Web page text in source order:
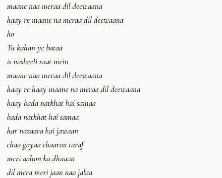
maane naa meraa dil deewaana
haay re maane na meraa dil deewaana
ho
Tu kahan ye bataa
is nasheeli raat mein
maane naa meraa dil deewaana
haay re haay maane na meraa dil deewaana
haay bada natkhat hai samaa
bada natkhat hai samaa
har nazaara hai jawaan
chaa gayaa chaaron taraf
meri aahon ka dhuaan
dil mera meri jaan naa jalaa